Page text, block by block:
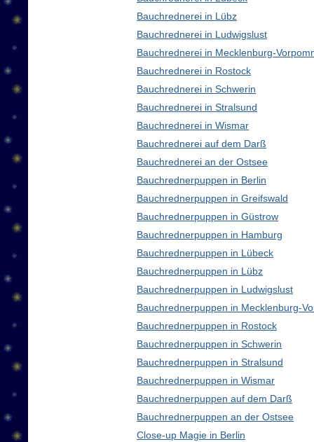
Bauchrednerei in Lübz
Bauchrednerei in Ludwigslust
Bauchrednerei in Mecklenburg-
Bauchrednerei in Rostock
Bauchrednerei in Schwerin
Bauchrednerei in Stralsund
Bauchrednerei in Wismar
Bauchrednerei auf dem Darß
Bauchrednerei an der Ostsee
Bauchrednerpuppen in Berlin
Bauchrednerpuppen in Greifswald
Bauchrednerpuppen in Güstrow
Bauchrednerpuppen in Hamburg
Bauchrednerpuppen in Lübeck
Bauchrednerpuppen in Lübz
Bauchrednerpuppen in Ludwigslust
Bauchrednerpuppen in Mecklenburg-
Bauchrednerpuppen in Rostock
Bauchrednerpuppen in Schwerin
Bauchrednerpuppen in Stralsund
Bauchrednerpuppen in Wismar
Bauchrednerpuppen auf dem Darß
Bauchrednerpuppen an der Ostsee
Close-up Magie in Berlin